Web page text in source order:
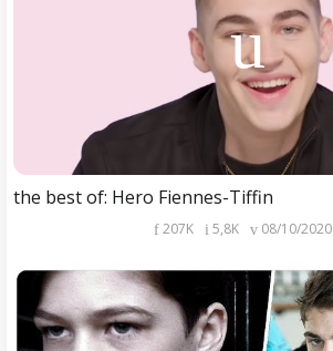
the best of: Hero Fiennes-Tiffin
207K 5,8K 08/10/2020